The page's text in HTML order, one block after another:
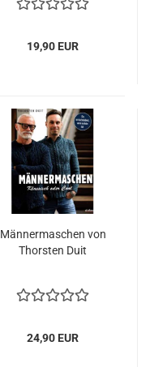
19,90 EUR
Männermaschen von
Thorsten Duit
24,90 EUR